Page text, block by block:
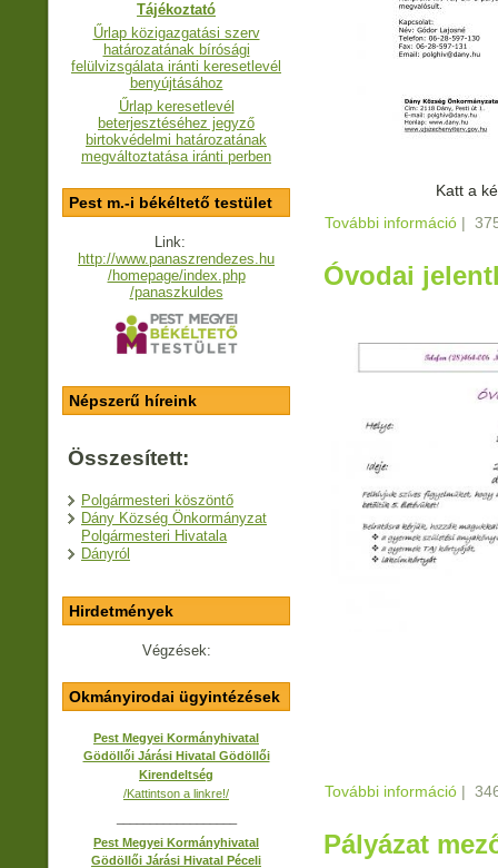
Tájékoztató
Űrlap közigazgatási szerv
határozatának bírósági
felülvizsgálata iránti keresetlevél
benyújtásához
Űrlap keresetlevél
beterjesztéséhez jegyző
birtokvédelmi határozatának
megváltoztatása iránti perben
Pest m.-i békéltető testület
Link:
http://www.panaszrendezes.hu
/homepage/index.php
/panaszkuldes
Népszerű híreink
Összesített:
Polgármesteri köszöntő
Dány Község Önkormányzat
Polgármesteri Hivatala
Dányról
Hirdetmények
Végzések:
Okmányirodai ügyintézések
Pest Megyei Kormányhivatal
Gödöllői Járási Hivatal Gödöllői
Kirendeltség
/Kattintson a linkre!/
Pest Megyei Kormányhivatal
Gödöllői Járási Hivatal Péceli
Katt a
További információ |
Óvodai
További információ |
Pályázat